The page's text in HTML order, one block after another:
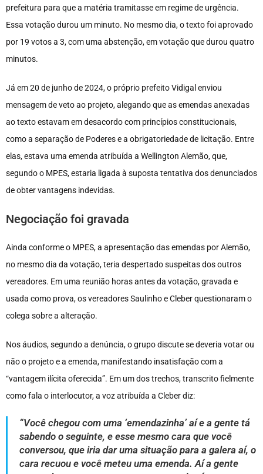
prefeitura para que a matéria tramitasse em regime de urgência.
Essa votação durou um minuto. No mesmo dia, o texto foi aprovado
por 19 votos a 3, com uma abstenção, em votação que durou quatro
minutos.
Já em 20 de junho de 2024, o próprio prefeito Vidigal enviou
mensagem de veto ao projeto, alegando que as emendas anexadas
ao texto estavam em desacordo com princípios constitucionais,
como a separação de Poderes e a obrigatoriedade de licitação. Entre
elas, estava uma emenda atribuída a Wellington Alemão, que,
segundo o MPES, estaria ligada à suposta tentativa dos denunciados
de obter vantagens indevidas.
Negociação foi gravada
Ainda conforme o MPES, a apresentação das emendas por Alemão,
no mesmo dia da votação, teria despertado suspeitas dos outros
vereadores. Em uma reunião horas antes da votação, gravada e
usada como prova, os vereadores Saulinho e Cleber questionaram o
colega sobre a alteração.
Nos áudios, segundo a denúncia, o grupo discute se deveria votar ou
não o projeto e a emenda, manifestando insatisfação com a
“vantagem ilícita oferecida”. Em um dos trechos, transcrito fielmente
como fala o interlocutor, a voz atribuída a Cleber diz:
“Você chegou com uma ‘emendazinha’ aí e a gente tá
sabendo o seguinte, e esse mesmo cara que você
conversou, que iria dar uma situação para a galera aí, o
cara recuou e você meteu uma emenda. Aí a gente